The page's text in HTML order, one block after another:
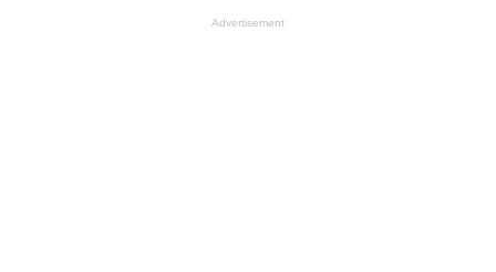
Advertisement